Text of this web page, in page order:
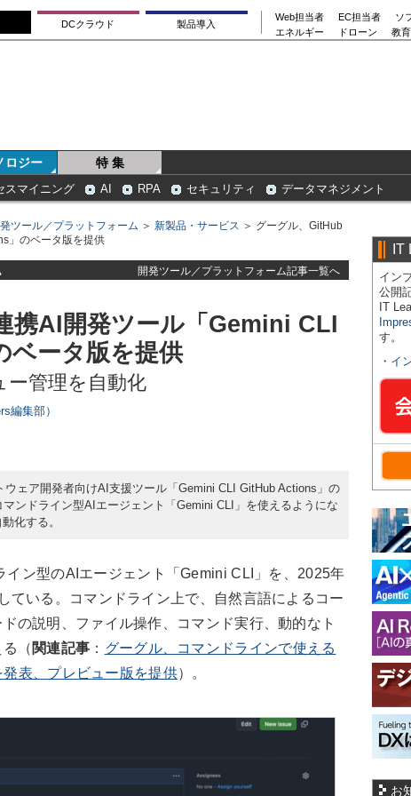
DCクラウド 製品導入
Web担当者 EC担当者
ソ
エネルギー
ドローン 教
ロジー 特 集
スマイニング AI RPA セキュリティ データマネジメント
ツール／プラットフォーム ＞ 新製品・サービス ＞ グーグル、GitHub
」のベータ版を提供
開発ツール／プラットフォーム記事一覧へ
携AI開発ツール「Gemini CLI
ータ版を提供
ー管理を自動化
編集部）
ウェア開発者向けAI支援ツール「Gemini CLI GitHub Actions」の
ンドライン型AIエージェント「Gemini CLI」を使えるようにな
化する。
ン型のAIエージェント「Gemini CLI」を、2025年
ている。コマンドライン上で、自然言語によるコー
の説明、ファイル操作、コマンド実行、動的なト
（ 関連記事 ： グーグル、コマンドラインで使える
表、プレビュー版を提供）。
IT
イン
公開
IT
す。
・ イ
お